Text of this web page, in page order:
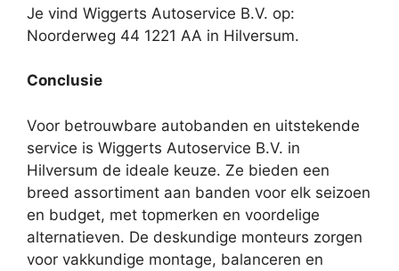
Je vind Wiggerts Autoservice B.V. op:
Noorderweg 44 1221 AA in Hilversum.
Conclusie
Voor betrouwbare autobanden en uitstekende
service is Wiggerts Autoservice B.V. in
Hilversum de ideale keuze. Ze bieden een
breed assortiment aan banden voor elk seizoen
en budget, met topmerken en voordelige
alternatieven. De deskundige monteurs zorgen
voor vakkundige montage, balanceren en